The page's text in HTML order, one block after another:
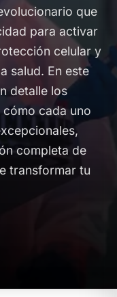
que
para activar
celular y
salud. En este
detalle los
cada uno
completa de
transformar tu